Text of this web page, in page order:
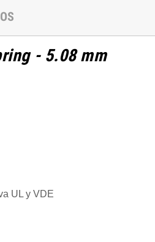
- 5.08 mm
UL y VDE